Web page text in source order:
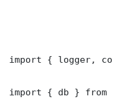
import { logger,
import { db } from